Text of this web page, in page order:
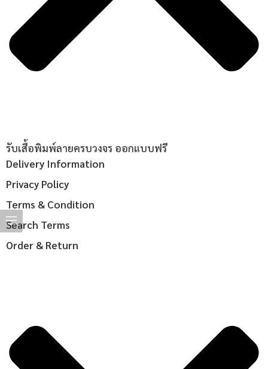
รับเสื้อพิมพ์ลายครบวงจร ออกแบบฟรี
Delivery Information
Privacy Policy
Terms & Condition
Search Terms
Order & Return